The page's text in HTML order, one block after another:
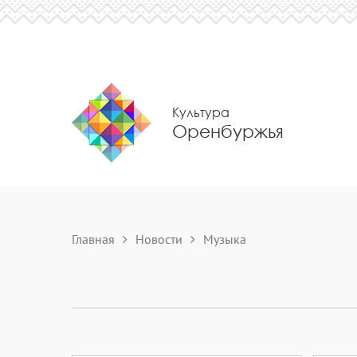
Культура
Оренбуржья
Главная Новости Музыка